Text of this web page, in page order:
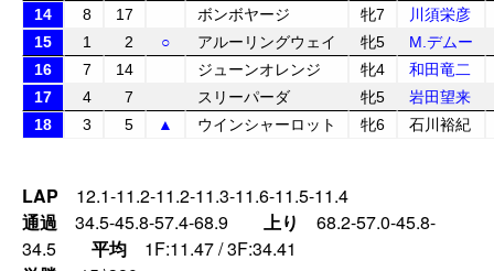
14
8 17 ボンボヤージ 牝7
川須栄彦
15
1 2 ○ アルーリングウェイ 牝5
M.デムー
16
7 14 ジューンオレンジ 牝4
和田竜二
17
4 7 スリーパーダ 牝5
岩田望来
18
3 5 ▲ ウインシャーロット 牝6 石川裕紀
LAP 12.1-11.2-11.2-11.3-11.6-11.5-11.4
通過 34.5-45.8-57.4-68.9 上り 68.2-57.0-45.8-
34.5 平均 1F:11.47 / 3F:34.41